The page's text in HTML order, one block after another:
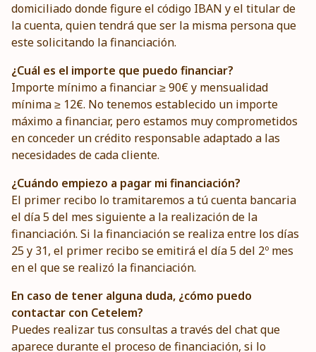
domiciliado donde figure el código IBAN y el titular de
la cuenta, quien tendrá que ser la misma persona que
este solicitando la financiación.
¿Cuál es el importe que puedo financiar?
Importe mínimo a financiar ≥ 90€ y mensualidad
mínima ≥ 12€. No tenemos establecido un importe
máximo a financiar, pero estamos muy comprometidos
en conceder un crédito responsable adaptado a las
necesidades de cada cliente.
¿Cuándo empiezo a pagar mi financiación?
El primer recibo lo tramitaremos a tú cuenta bancaria
el día 5 del mes siguiente a la realización de la
financiación. Si la financiación se realiza entre los días
25 y 31, el primer recibo se emitirá el día 5 del 2º mes
en el que se realizó la financiación.
En caso de tener alguna duda, ¿cómo puedo
contactar con Cetelem?
Puedes realizar tus consultas a través del chat que
aparece durante el proceso de financiación, si lo